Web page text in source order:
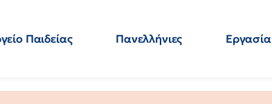
Παιδείας Πανελλήνιες Εργασία